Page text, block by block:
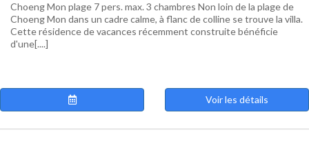
Choeng Mon plage 7 pers. max. 3 chambres Non loin de la plage de
Choeng Mon dans un cadre calme, à flanc de colline se trouve la villa.
Cette résidence de vacances récemment construite bénéficie
d'une[....]
Voir les détails